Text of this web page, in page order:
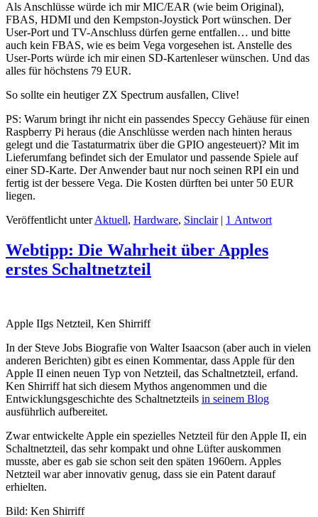
Als Anschlüsse würde ich mir MIC/EAR (wie beim Original),
FBAS, HDMI und den Kempston-Joystick Port wünschen. Der
User-Port und TV-Anschluss dürfen gerne entfallen… und bitte
auch kein FBAS, wie es beim Vega vorgesehen ist. Anstelle des
User-Ports würde ich mir einen SD-Kartenleser wünschen. Und das
alles für höchstens 79 EUR.
So sollte ein heutiger ZX Spectrum ausfallen, Clive!
PS: Warum bringt ihr nicht ein passendes Speccy Gehäuse für einen
Raspberry Pi heraus (die Anschlüsse werden nach hinten heraus
gelegt und die Tastaturmatrix über die GPIO angesteuert)? Mit im
Lieferumfang befindet sich der Emulator und passende Spiele auf
einer SD-Karte. Der Anwender baut nur noch seinen RPI ein und
fertig ist der bessere Vega. Die Kosten dürften bei unter 50 EUR
liegen.
Veröffentlicht unterAktuell, Hardware, Sinclair | 1 Antwort
Webtipp: Die Wahrheit über Apples
erstes Schaltnetzteil
Apple IIgs Netzteil, Ken Shirriff
In der Steve Jobs Biografie von Walter Isaacson (aber auch in vielen
anderen Berichten) gibt es einen Kommentar, dass Apple für den
Apple II einen neuen Typ von Netzteil, das Schaltnetzteil, erfand.
Ken Shirriff hat sich diesem Mythos angenommen und die
Entwicklungsgeschichte des Schaltnetzteils in seinem Blog
ausführlich aufbereitet.
Zwar entwickelte Apple ein spezielles Netzteil für den Apple II, ein
Schaltnetzteil, das sehr kompakt und ohne Lüfter auskommen
musste, aber es gab sie schon seit den späten 1960ern. Apples
Netzteil war aber innovativ genug, dass sie ein Patent darauf
erhielten.
Bild: Ken Shirriff